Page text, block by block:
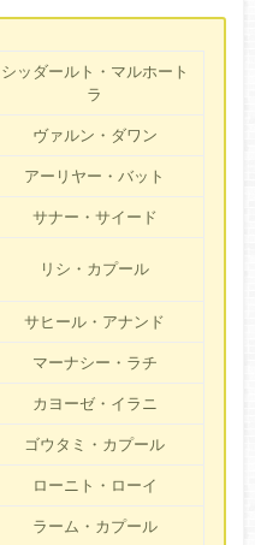
シッダールト・マルホート
ラ
ヴァルン・ダワン
アーリヤー・バット
サナー・サイード
リシ・カプール
サヒール・アナンド
マーナシー・ラチ
カヨーゼ・イラニ
ゴウタミ・カプール
ローニト・ローイ
ラーム・カプール